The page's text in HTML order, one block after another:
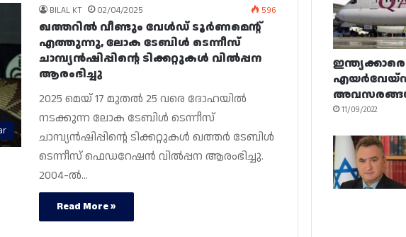
BILAL KT 02/04/2025 596
ഖത്തറിൽ വീണ്ടും വേൾഡ് ടൂർണമെന്റ്
എത്തുന്നു, ലോക ടേബിൾ ടെന്നീസ്
ചാമ്പ്യൻഷിപ്പിന്റെ ടിക്കറ്റുകൾ വിൽപ്പന
ആരംഭിച്ചു
2025 മെയ് 17 മുതൽ 25 വരെ ദോഹയിൽ
നടക്കുന്ന ലോക ടേബിൾ ടെന്നീസ്
ചാമ്പ്യൻഷിപ്പിന്റെ ടിക്കറ്റുകൾ ഖത്തർ ടേബിൾ
ടെന്നീസ് ഫെഡറേഷൻ വിൽപ്പന ആരംഭിച്ചു.
2004-ൽ…
Read More »
11/09/2022